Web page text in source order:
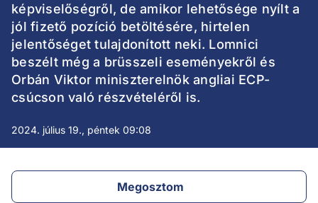
képviselőségről, de amikor lehetősége nyílt a
jól fizető pozíció betöltésére, hirtelen
jelentőséget tulajdonított neki. Lomnici
beszélt még a brüsszeli eseményekről és
Orbán Viktor miniszterelnök angliai ECP-
csúcson való részvételéről is.
2024. július 19., péntek 09:08
Megosztom